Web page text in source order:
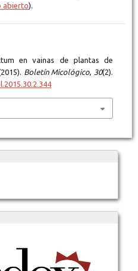
abierto).
en vainas de plantas de
Boletín Micológico, 30(2).